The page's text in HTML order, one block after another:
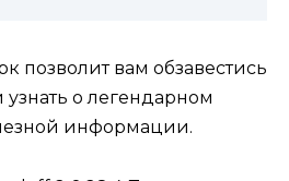
позволит вам обзавестись
о легендарном
информации.